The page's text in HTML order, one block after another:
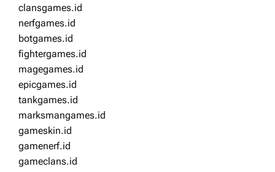
clansgames.id
nerfgames.id
botgames.id
fightergames.id
magegames.id
epicgames.id
tankgames.id
marksmangames.id
gameskin.id
gamenerf.id
gameclans.id